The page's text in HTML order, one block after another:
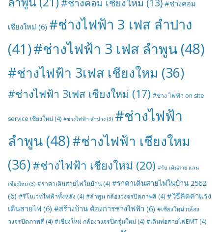
#ช่างคอม เชียงใหม (13) #ช่างคอม
เชียงใหม่ (6) #ช่างไฟฟ้า 3 เฟส ลำปาง
(41)#ช่างไฟฟ้า 3 เฟส ลำพูน (48)
#ช่างไฟฟ้า 3เฟส เชียงใหม (36)
#ช่างไฟฟ้า 3เฟส เชียงใหม่ (17) #ช่าง ไฟฟ้า on site
service เชียงใหม่ (4) #ช่างไฟฟ้า ลำปาง (3) #ช่างไฟฟ้า
ลำพูน (48)#ช่างไฟฟ้า เชียงใหม
(36)#ช่างไฟฟ้า เชียงใหม่ (20) #รับ เดินสาย แลน
เชียงใหม่ (3) #ราคาเดินสายไฟในบ้าน (4) #ราคาเดินสายไฟในบ้าน 2562
(6) #รีโนเวทไฟฟ้าทั้งหลัง (4) #ลำพูน กล้องวงจรปิดภาพสี (4) #วิธีคิดค่าแรง
เดินสายไฟ (6) #สร้างบ้าน ต้องการช่างไฟฟ้า (6) #เชียงใหม่ กล้อง
วงจรปิดภาพสี (4) #เชียงใหม่ กล้องวงจรปิดรุ่นใหม่ (4) #เดินท่อสายไฟEMT (4)